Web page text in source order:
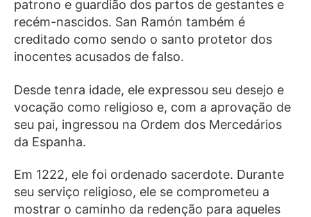
patrono e guardião dos partos de gestantes e
recém-nascidos. San Ramón também é
creditado como sendo o santo protetor dos
inocentes acusados ​​de falso.
Desde tenra idade, ele expressou seu desejo e
vocação como religioso e, com a aprovação de
seu pai, ingressou na Ordem dos Mercedários
da Espanha.
Em 1222, ele foi ordenado sacerdote. Durante
seu serviço religioso, ele se comprometeu a
mostrar o caminho da redenção para aqueles